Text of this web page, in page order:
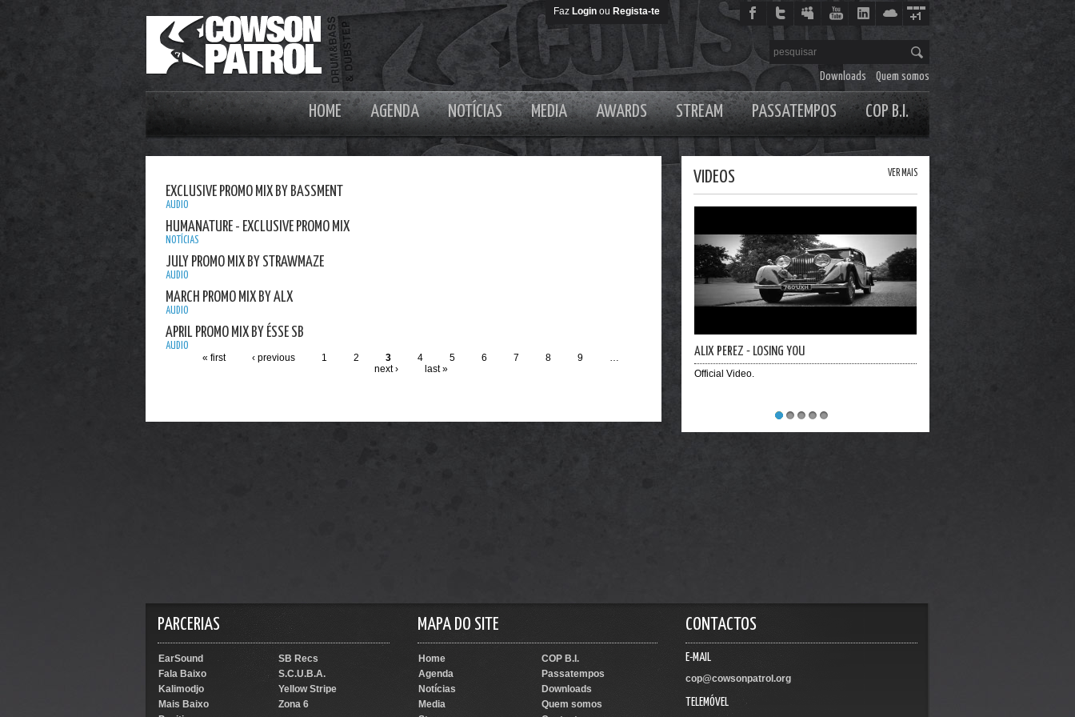
Faz Login ou Regista-te
Downloads Quem somos
HOME AGENDA NOTÍCIAS MEDIA AWARDS STREAM PASSATEMPOS COP B.I.
EXCLUSIVE PROMO MIX BY BASSMENT
AUDIO
HUMANATURE - EXCLUSIVE PROMO MIX
NOTÍCIAS
JULY PROMO MIX BY STRAWMAZE
AUDIO
MARCH PROMO MIX BY ALX
AUDIO
APRIL PROMO MIX BY ÉSSE SB
AUDIO
« first ‹ previous 1 2 3 4 5 6 7 8 9
…
next ›
last »
VIDEOS VER MAIS
ALIX PEREZ - LOSING YOU
Official Video.
PARCERIAS
EarSound
SB Recs
Fala Baixo
S.C.U.B.A.
Kalimodjo
Yellow Stripe
Mais Baixo
Zona 6
MAPA DO SITE
Home
COP B.I.
Agenda
Passatempos
Notícias
Downloads
Media
Quem somos
CONTACTOS
E-MAIL
cop@cowsonpatrol.org
TELEMÓVEL